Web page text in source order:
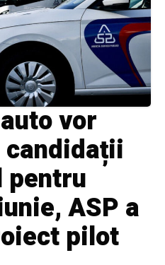
vor
pentru
ASP a
pilot